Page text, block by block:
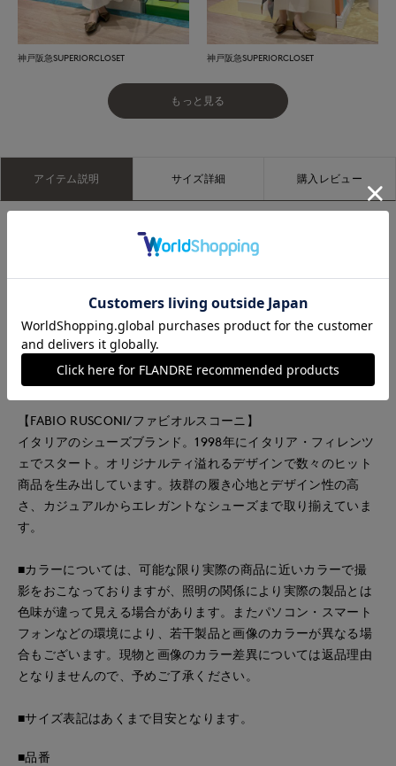
神戸阪急SUPERIORCLOSET 神戸阪急SUPERIORCLOSET
もっと見る
アイテム説明 サイズ詳細 購入レビュー
端正なポインテッドトゥに甲ストラップ付きで安定感のあるメ
リージェーンパンプス。
フラットデザインで安定感があり、様々なシーンで活躍する一
足です。
メーカー品番：F-6491
【FABIO RUSCONI/ファビオルスコーニ】
イタリアのシューズブランド。1998年にイタリア・フィレンツ
ェでスタート。オリジナルティ溢れるデザインで数々のヒット
商品を生み出しています。抜群の履き心地とデザイン性の高
さ、カジュアルからエレガントなシューズまで取り揃えていま
す。
■カラーについては、可能な限り実際の商品に近いカラーで撮
影をおこなっておりますが、照明の関係により実際の製品とは
色味が違って見える場合があります。またパソコン・スマート
フォンなどの環境により、若干製品と画像のカラーが異なる場
合もございます。現物と画像のカラー差異については返品理由
となりませんので、予めご了承ください。
■サイズ表記はあくまで目安となります。
■品番